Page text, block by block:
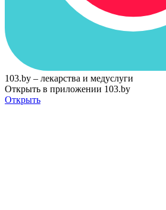
103.by – лекарства и медуслуги
Открыть в приложении 103.by
Открыть